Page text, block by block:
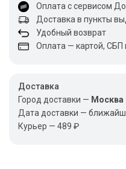
Оплата с сервисом
Доставка в пункты
Удобный возврат
Оплата — картой, СБП
Доставка
Город доставки — Москва
Дата доставки —
Курьер — 489 ₽